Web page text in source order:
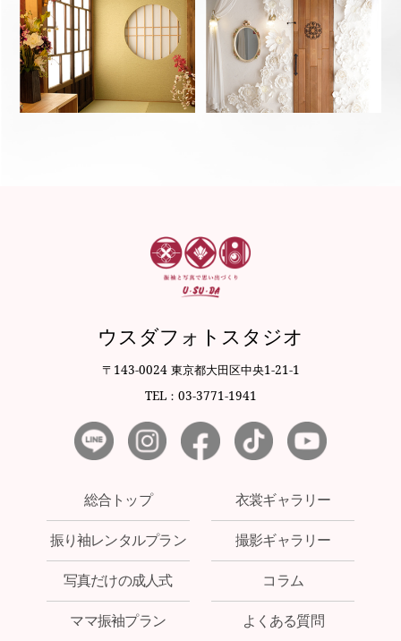
ウスダフォトスタジオ
〒143-0024 東京都大田区中央1-21-1
TEL：03-3771-1941
総合トップ
振り袖レンタルプラン
写真だけの成人式
ママ振袖プラン
衣裳ギャラリー
撮影ギャラリー
コラム
よくある質問